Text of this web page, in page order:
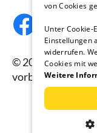
© 2026
vorbehalten.
von Cookies
Unter Cookie-
Einstellungen
widerrufen.
Cookies mit
Weitere